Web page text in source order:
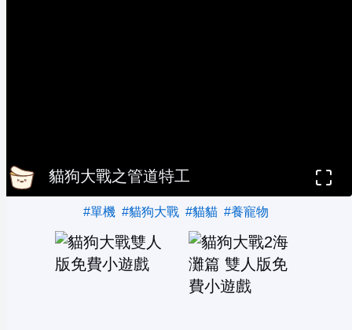
貓狗大戰之管道特工
#單機 #貓狗大戰 #貓貓 #養寵物